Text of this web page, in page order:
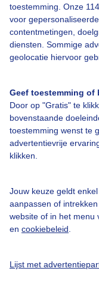
toestemming. Onze
voor
contentmetingen,
diensten. Sommige
geolocatie hiervoor
Geef toestemming of
Door op "Gratis" te
bovenstaande
toestemming wenst te
advertentievrije
klikken.
Jouw keuze geldt
aanpassen of
website of in het menu
en cookiebeleid
Lijst met
Over Buienradar
Contact
Toegankelijkheid
Buienradar Team
Privacy beleid
Cookie beleid
Gratis weerdata